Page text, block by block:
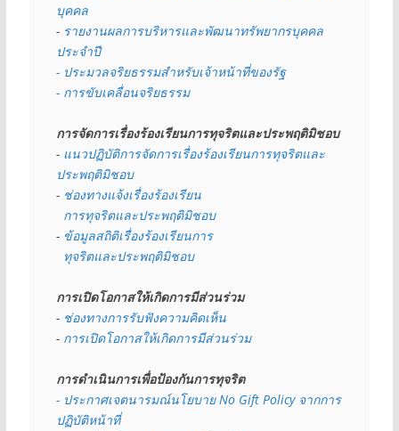
บุคคล
- รายงานผลการบริหารและพัฒนาทรัพยากรบุคคล
ประจำปี
- ประมวลจริยธรรมสำหรับเจ้าหน้าที่ของรัฐ
- การขับเคลื่อนจริยธรรม
การจัดการเรื่องร้องเรียนการทุจริตและประพฤติมิชอบ
- แนวปฏิบัติการจัดการเรื่องร้องเรียนการทุจริตและ
ประพฤติมิชอบ
- ช่องทางแจ้งเรื่องร้องเรียน
  การทุจริตและประพฤติมิชอบ
- ข้อมูลสถิติเรื่องร้องเรียนการ
  ทุจริตและประพฤติมิชอบ
การเปิดโอกาสให้เกิดการมีส่วนร่วม
- ช่องทางการรับฟังความคิดเห็น
- การเปิดโอกาสให้เกิดการมีส่วนร่วม
การดำเนินการเพื่อป้องกันการทุจริต
- ประกาศเจตนารมณ์นโยบาย No Gift Policy จากการ
ปฏิบัติหน้าที่